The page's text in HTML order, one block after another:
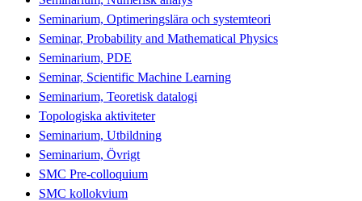
Seminarium, Optimeringslära och systemteori
Seminar, Probability and Mathematical Physics
Seminarium, PDE
Seminar, Scientific Machine Learning
Seminarium, Teoretisk datalogi
Topologiska aktiviteter
Seminarium, Utbildning
Seminarium, Övrigt
SMC Pre-colloquium
SMC kollokvium